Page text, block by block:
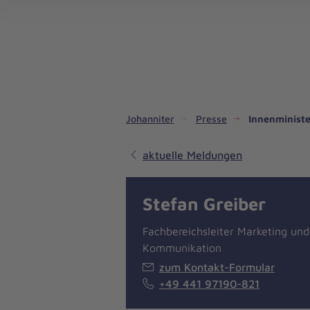
Johanniter Presse
aktuelle Meldungen
Stefan Greiber
Fachbereichsleiter Marketing und
Kommunikation
zum Kontakt-Formular
+49 441 97190-821